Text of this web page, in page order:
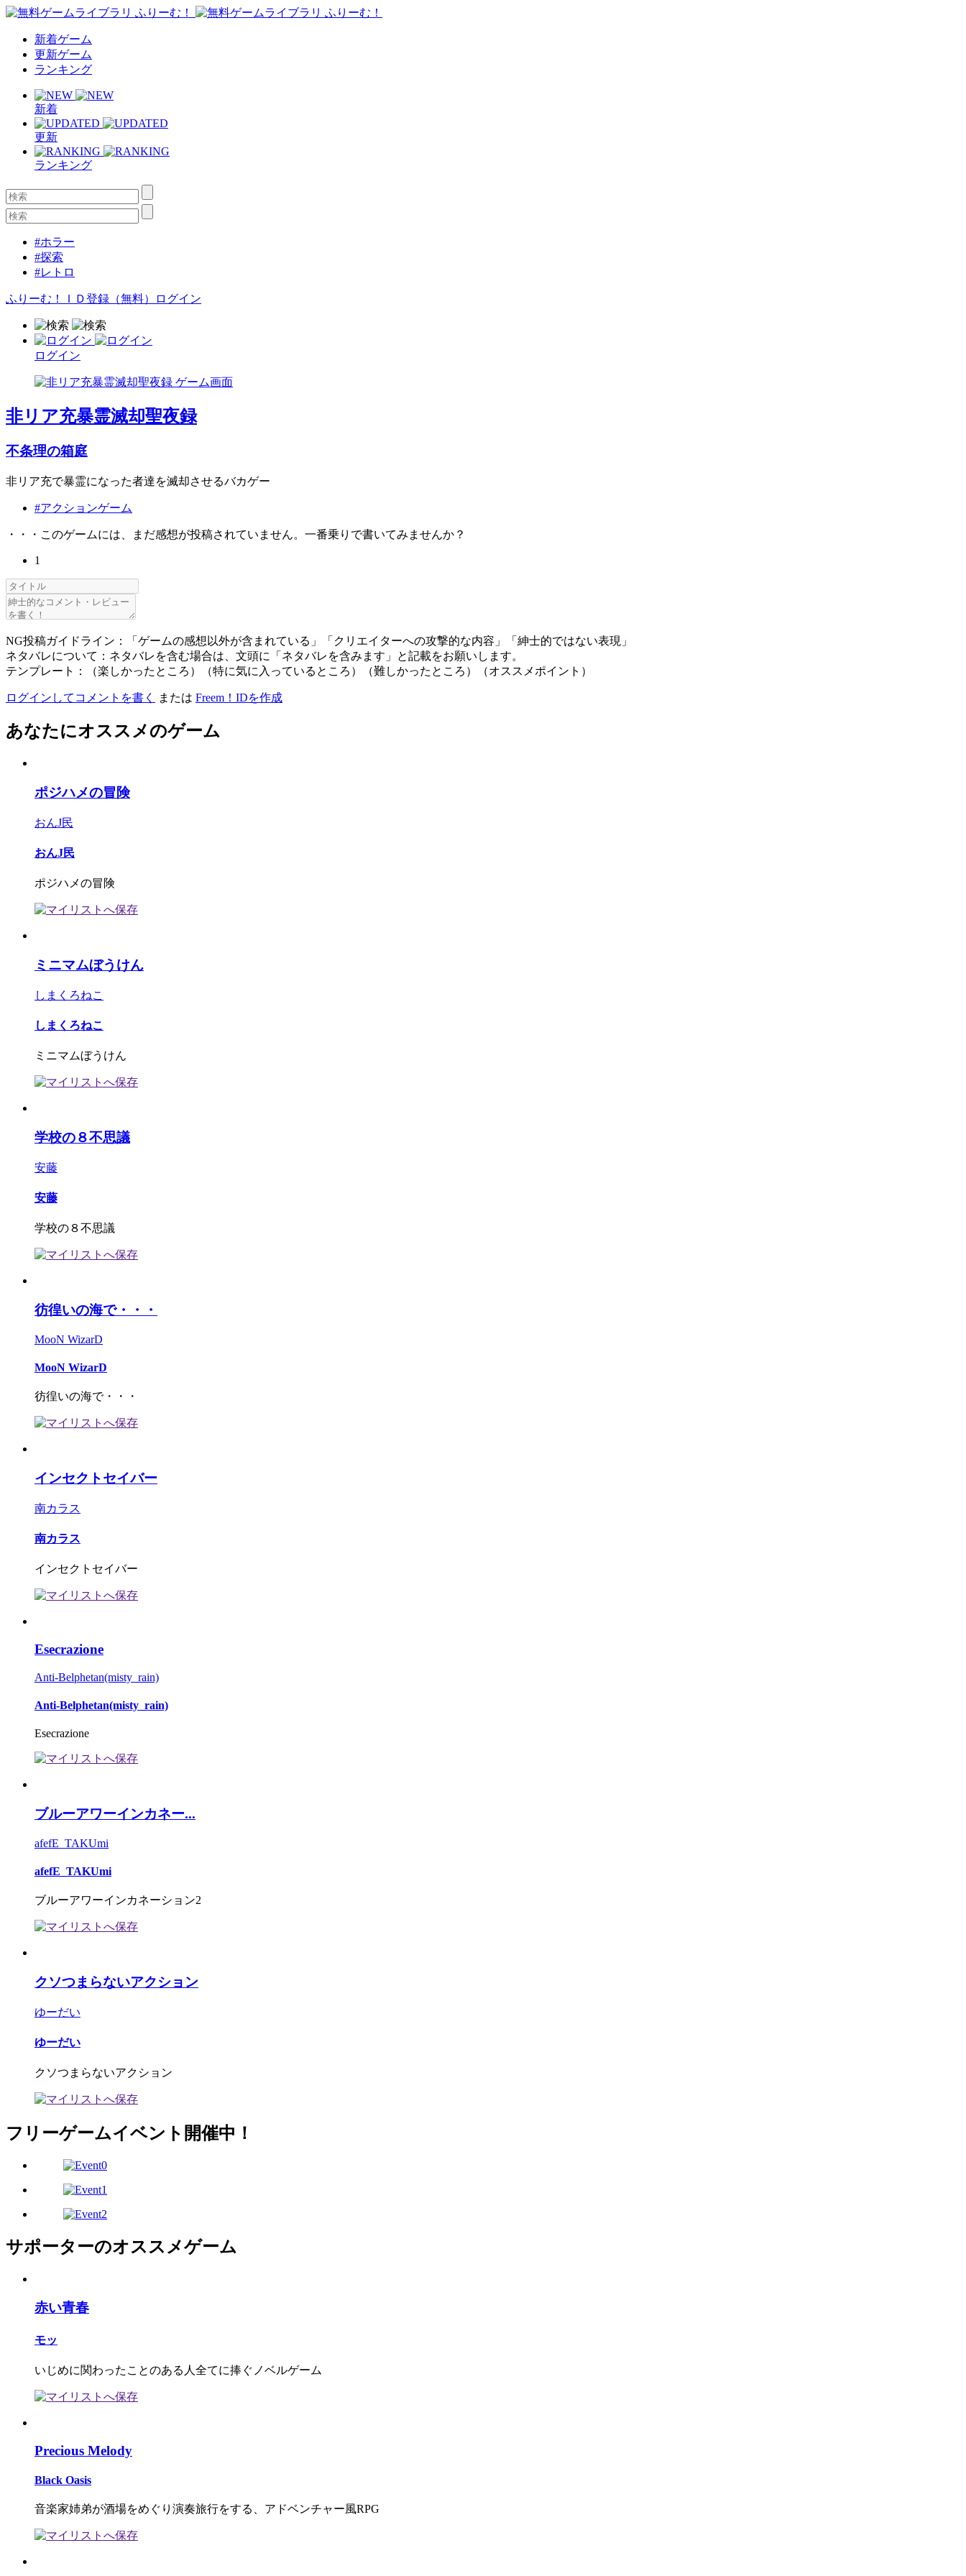
新着ゲーム
更新ゲーム
ランキング
新着
更新
ランキング
#ホラー
#探索
#レトロ
ふりーむ！ＩＤ登録（無料） ログイン
ログイン
非リア充暴霊滅却聖夜録
不条理の箱庭
非リア充で暴霊になった者達を滅却させるバカゲー
#アクションゲーム
・・・このゲームには、まだ感想が投稿されていません。一番乗りで書いてみませんか？
1
NG投稿ガイドライン：「ゲームの感想以外が含まれている」「クリエイターへの攻撃的な内容」「紳士的ではない表現」
ネタバレについて：ネタバレを含む場合は、文頭に「ネタバレを含みます」と記載をお願いします。
テンプレート：（楽しかったところ）（特に気に入っているところ）（難しかったところ）（オススメポイント）
ログインしてコメントを書く または Freem！IDを作成
あなたにオススメのゲーム
ポジハメの冒険
おんJ民
おんJ民
ポジハメの冒険
ミニマムぼうけん
しまくろねこ
しまくろねこ
ミニマムぼうけん
学校の８不思議
安藤
安藤
学校の８不思議
彷徨いの海で・・・
MooN WizarD
MooN WizarD
彷徨いの海で・・・
インセクトセイバー
南カラス
南カラス
インセクトセイバー
Esecrazione
Anti-Belphetan(misty_rain)
Anti-Belphetan(misty_rain)
Esecrazione
ブルーアワーインカネー...
afefE_TAKUmi
afefE_TAKUmi
ブルーアワーインカネーション2
クソつまらないアクション
ゆーだい
ゆーだい
クソつまらないアクション
フリーゲームイベント開催中！
サポーターのオススメゲーム
赤い青春
モッ
いじめに関わったことのある人全てに捧ぐノベルゲーム
Precious Melody
Black Oasis
音楽家姉弟が酒場をめぐり演奏旅行をする、アドベンチャー風RPG